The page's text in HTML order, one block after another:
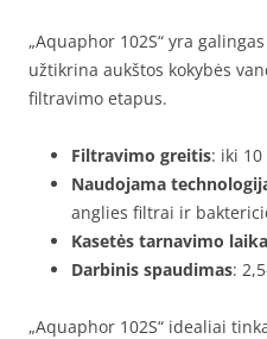
„Aquaphor 102S“ yra
užtikrina aukštos kokybės
filtravimo etapus.
Filtravimo greitis: iki
Naudojama
anglies filtrai ir
Kasetės tarnavimo
Darbinis spaudimas:
„Aquaphor 102S“ idealiai